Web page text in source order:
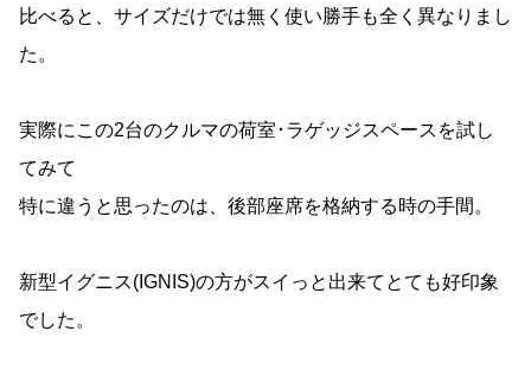
比べると、サイズだけでは無く使い勝手も全く異なりまし
た。
実際にこの2台のクルマの荷室･ラゲッジスペースを試し
てみて
特に違うと思ったのは、後部座席を格納する時の手間。
新型イグニス(IGNIS)の方がスイっと出来てとても好印象
でした。